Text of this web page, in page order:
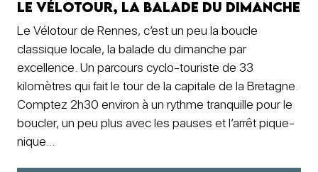
Le Vélotour, la balade du dimanche
Le Vélotour de Rennes, c’est un peu la boucle
classique locale, la balade du dimanche par
excellence. Un parcours cyclo-touriste de 33
kilomètres qui fait le tour de la capitale de la Bretagne.
Comptez 2h30 environ à un rythme tranquille pour le
boucler, un peu plus avec les pauses et l’arrêt pique-
nique…